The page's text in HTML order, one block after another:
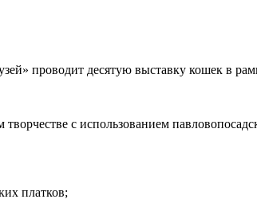
проводит десятую выставку кошек в
с использованием
платков;